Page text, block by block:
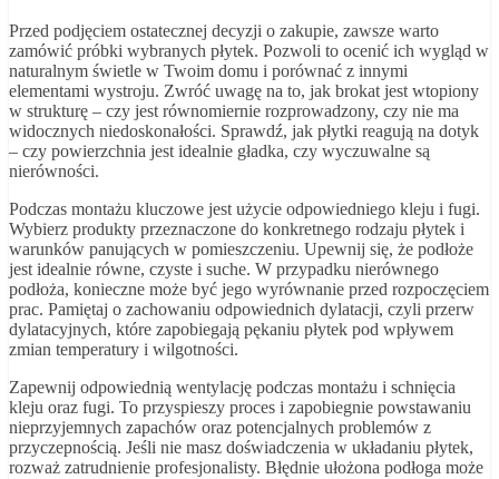
Przed podjęciem ostatecznej decyzji o zakupie, zawsze warto
zamówić próbki wybranych płytek. Pozwoli to ocenić ich wygląd w
naturalnym świetle w Twoim domu i porównać z innymi
elementami wystroju. Zwróć uwagę na to, jak brokat jest wtopiony
w strukturę – czy jest równomiernie rozprowadzony, czy nie ma
widocznych niedoskonałości. Sprawdź, jak płytki reagują na dotyk
– czy powierzchnia jest idealnie gładka, czy wyczuwalne są
nierówności.
Podczas montażu kluczowe jest użycie odpowiedniego kleju i fugi.
Wybierz produkty przeznaczone do konkretnego rodzaju płytek i
warunków panujących w pomieszczeniu. Upewnij się, że podłoże
jest idealnie równe, czyste i suche. W przypadku nierównego
podłoża, konieczne może być jego wyrównanie przed rozpoczęciem
prac. Pamiętaj o zachowaniu odpowiednich dylatacji, czyli przerw
dylatacyjnych, które zapobiegają pękaniu płytek pod wpływem
zmian temperatury i wilgotności.
Zapewnij odpowiednią wentylację podczas montażu i schnięcia
kleju oraz fugi. To przyspieszy proces i zapobiegnie powstawaniu
nieprzyjemnych zapachów oraz potencjalnych problemów z
przyczepnością. Jeśli nie masz doświadczenia w układaniu płytek,
rozważ zatrudnienie profesjonalisty. Błędnie ułożona podłoga może